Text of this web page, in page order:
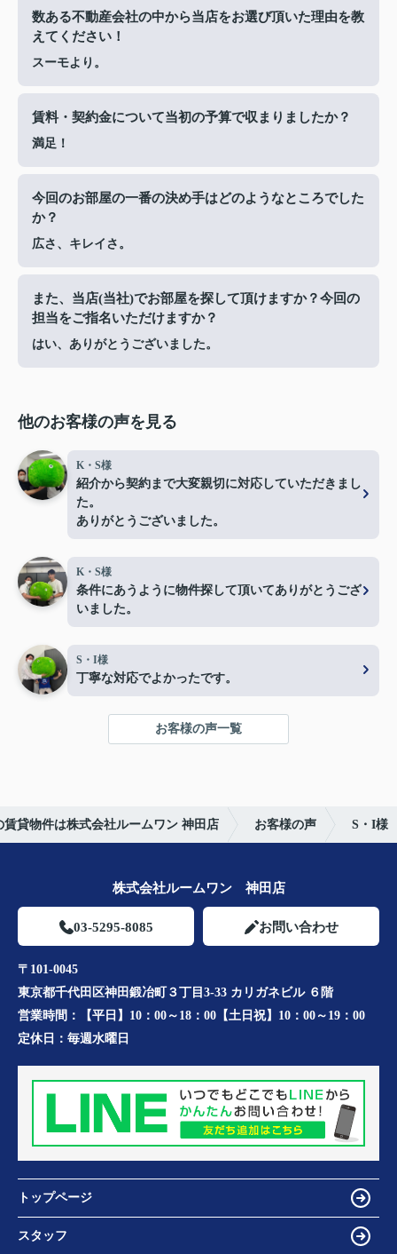
数ある不動産会社の中から当店をお選び頂いた理由を教
えてください！
スーモより。
賃料・契約金について当初の予算で収まりましたか？
満足！
今回のお部屋の一番の決め手はどのようなところでした
か？
広さ、キレイさ。
また、当店(当社)でお部屋を探して頂けますか？今回の
担当をご指名いただけますか？
はい、ありがとうございました。
他のお客様の声を見る
K・S様
紹介から契約まで大変親切に対応していただきまし
た。
ありがとうございました。
K・S様
条件にあうように物件探して頂いてありがとうござ
いました。
S・I様
丁寧な対応でよかったです。
お客様の声一覧
賃貸物件は株式会社ルームワン 神田店 お客様の声 S・I様
株式会社ルームワン 神田店
03-5295-8085 お問い合わせ
〒101-0045
東京都千代田区神田鍛冶町３丁目3-33 カリガネビル ６階
営業時間：
【平日】10：00～18：00【土日祝】10：00～19：00
定休日： 毎週水曜日
トップページ
スタッフ